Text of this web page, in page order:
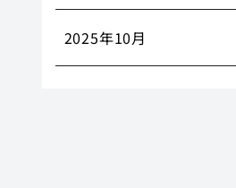
2025年10月